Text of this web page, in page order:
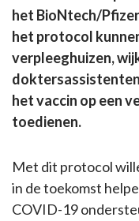
het BioNtech/
het protocol
verpleeghuizen,
het vaccin op een
toedienen.
Met dit protocol
in de toekomst
COVID-19